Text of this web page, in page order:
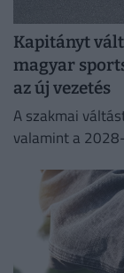
Kapitányt
magyar
az új vezetés
A szakmai
valamint a
posztjáról